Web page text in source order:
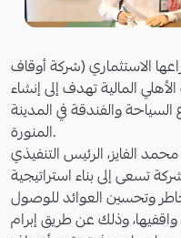
الاستثماري (شركة أوقاف
المالية تهدف إلى إنشاء
والفندقة في المدينة
المنورة.
الفايز، الرئيس التنفيذي
تسعى إلى بناء استراتيجية
وتحسين العوائد للوصول
وذلك عن طريق إبرام